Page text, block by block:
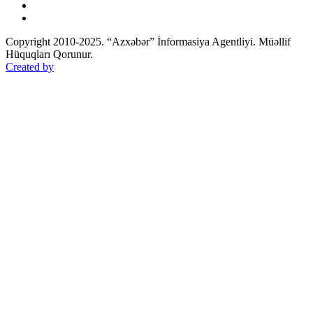
Copyright 2010-2025. “Azxəbər” İnformasiya Agentliyi. Müəllif
Hüquqları Qorunur.
Created by